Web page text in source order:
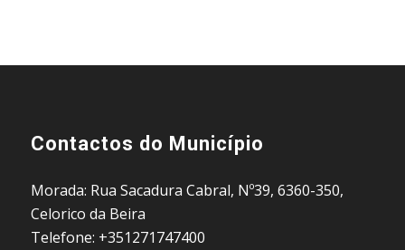
Contactos do Município
Morada: Rua Sacadura Cabral, Nº39, 6360-350,
Celorico da Beira
Telefone: +351271747400